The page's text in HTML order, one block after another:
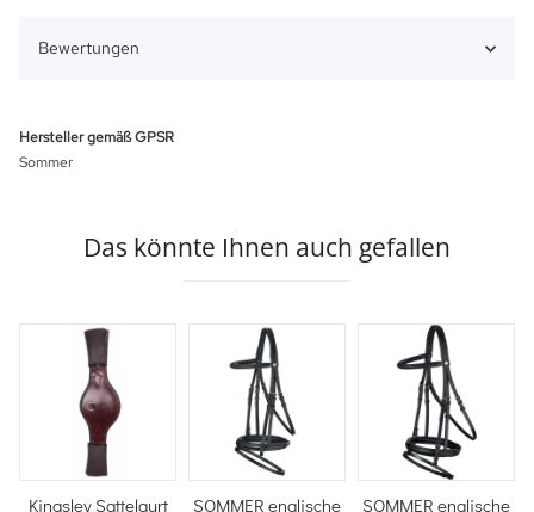
Bewertungen
Hersteller gemäß GPSR
Sommer
Das könnte Ihnen auch gefallen
Kingsley Sattelgurt
SOMMER englische
SOMMER englische